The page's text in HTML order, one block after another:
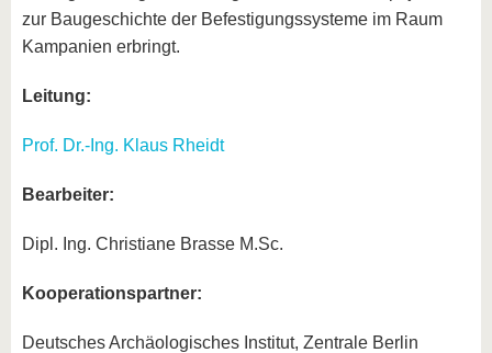
zur Baugeschichte der Befestigungssysteme im Raum
Kampanien erbringt.
Leitung:
Prof. Dr.-Ing. Klaus Rheidt
Bearbeiter:
Dipl. Ing. Christiane Brasse M.Sc.
Kooperationspartner:
Deutsches Archäologisches Institut, Zentrale Berlin